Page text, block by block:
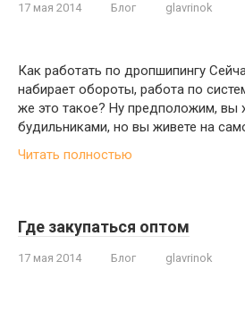
17 мая 2014 Блог glavrinok
Как работать по дропшипингу
набирает обороты, работа по
же это такое? Ну предположим, вы
будильниками, но вы живете на
Читать полностью
Где закупаться оптом
17 мая 2014 Блог glavrinok